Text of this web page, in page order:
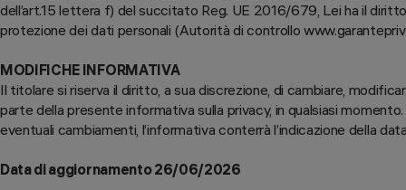
dell’art.15 lettera f) del succitato Reg. UE 2016/679, Lei ha il
protezione dei dati personali (Autorità di controllo
MODIFICHE INFORMATIVA
Il titolare si riserva il diritto, a sua discrezione, di cambiare,
parte della presente informativa sulla privacy, in qualsiasi
eventuali cambiamenti, l’informativa conterrà l’indicazione della
Data di aggiornamento 26/06/2026